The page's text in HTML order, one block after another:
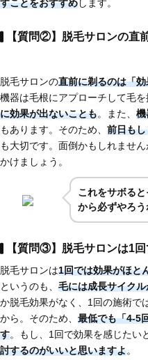
すことをおすすめします。
【質問②】脱毛サロンの直
脱毛サロンの直前に剃るのは「
機器は毛根にアプローチして毛を
に効果が出ないことも。また、 機
もあります。そのため、 前日も
も大切です。面倒かもしれません
かけましょう。
これをサボる
から必ずやろう
【質問③】脱毛サロンは1
脱毛サロンは1回では効果がほと
というのも、 毛には成長サイク
か脱毛効果がなく、1回の施術で
から。そのため、 最低でも「4-5
す。もし、1回で効果を感じたい
討するのがいいと思いますよ。